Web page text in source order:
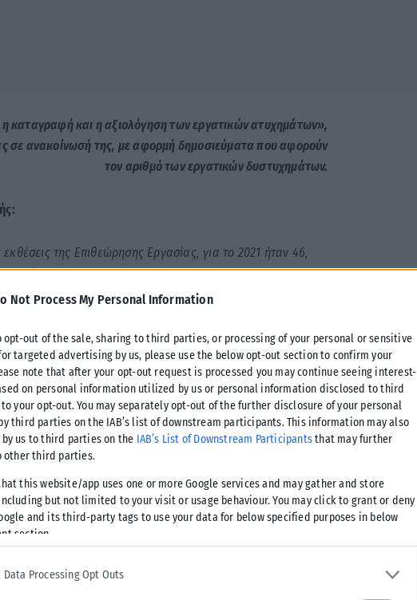
Not Process My Personal Information
opt-out of the sale, sharing to third parties, or processing of your personal or sensitive
targeted advertising by us, please use the below opt-out section to confirm your
note that after your opt-out request is processed you may continue seeing interest-
on personal information utilized by us or personal information disclosed to third
your opt-out. You may separately opt-out of the further disclosure of your personal
third parties on the IAB’s list of downstream participants. This information may also
by us to third parties on the IAB’s List of Downstream Participantsthat may further
other third parties.
this website/app uses one or more Google services and may gather and store
but not limited to your visit or usage behaviour. You may click to grant or deny
and its third-party tags to use your data for below specified purposes in below
section.
Data Processing Opt Outs
καταγραφή και η αξιολόγηση των εργατικών ατυχημάτων»,
σε ανακοίνωσή της, με αφορμή δημοσιεύματα που αφορούν
τον αριθμό των εργατικών δυστυχημάτων.
της Επιθεώρησης Εργασίας, για το 2021 ήταν 46,
2024 ήταν 48.
ενώ άλλα 5 βρίσκονται υπό διερεύνηση.
ατυχήματα – ερευνώνται από τους Επιθεωρητές
Εργασίας.
διεθνών προτύπων και ακολουθεί διαχρονικά τη
Στατιστικής για τα εργατικά ατυχήματα (ESAW).
Επιθεώρησης, τόσο η αναγγελία των εργατικών
στατιστικής ταξινόμησης και διαχείρισής τους,
Σύστημα.
δραστηριοτήτων των Υπηρεσιών.